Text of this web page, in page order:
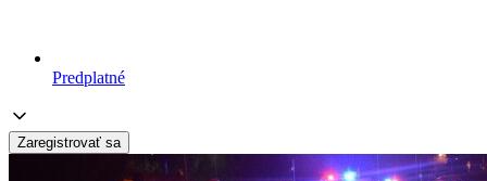
Predplatné
Zaregistrovať sa